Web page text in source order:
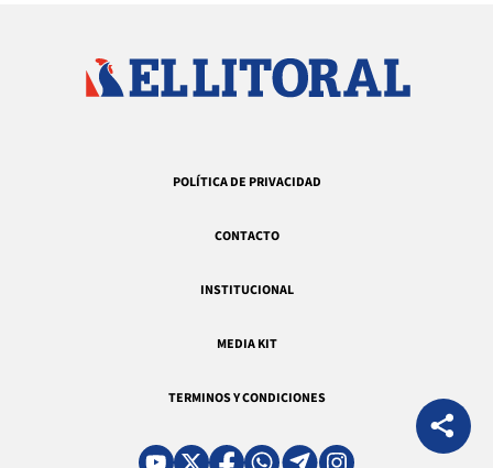
POLÍTICA DE PRIVACIDAD
CONTACTO
INSTITUCIONAL
MEDIA KIT
TERMINOS Y CONDICIONES